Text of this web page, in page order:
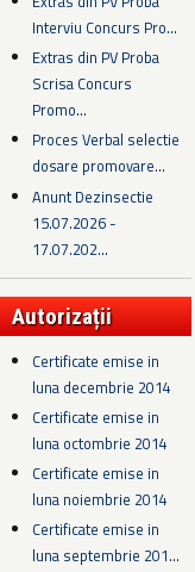
Interviu Concurs Pro...
Extras din PV Proba
Scrisa Concurs
Promo...
Proces Verbal selectie
dosare promovare...
Anunt Dezinsectie
15.07.2026 -
17.07.202...
Autorizații
Certificate emise in
luna decembrie 2014
Certificate emise in
luna octombrie 2014
Certificate emise in
luna noiembrie 2014
Certificate emise in
luna septembrie 201...